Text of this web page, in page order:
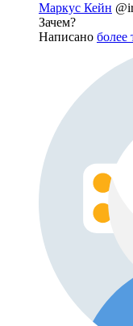
Маркус Кейн
Зачем?
Написано более